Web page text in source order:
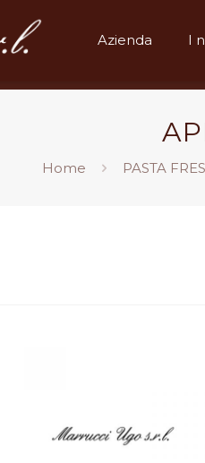
Azienda I
Home PASTA